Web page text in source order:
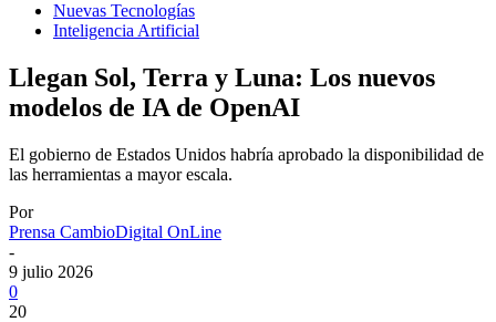
Nuevas Tecnologías
Inteligencia Artificial
Llegan Sol, Terra y Luna: Los nuevos
modelos de IA de OpenAI
El gobierno de Estados Unidos habría aprobado la disponibilidad de
las herramientas a mayor escala.
Por
Prensa CambioDigital OnLine
-
9 julio 2026
0
20